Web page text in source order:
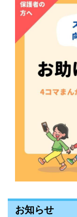
お知らせ